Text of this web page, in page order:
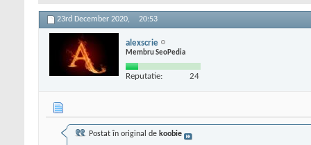
23rd December 2020, 20:53
alexscrie
Membru SeoPedia
Reputatie: 24
Postat în original de koobie